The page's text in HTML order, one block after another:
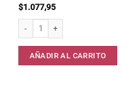
$1.077,95
Pote Hermetico Red.970 ml Jaguar .
AÑADIR AL CARRITO